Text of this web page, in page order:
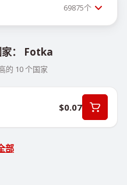
69875个
家： Fotka
的 10 个国家
$0.07
部